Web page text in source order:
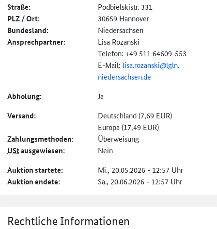
Straße: Podbielskistr. 331
PLZ / Ort: 30659 Hannover
Bundesland: Niedersachsen
Ansprechpartner:
Lisa Rozanski
Telefon: +49 511 64609-553
E-Mail: lisa.rozanski@lgln.
niedersachsen.de
Abholung: Ja
Versand:
Deutschland (7,69 EUR)
Europa (17,49 EUR)
Zahlungs­methoden: Überweisung
UStausgewiesen: Nein
Auktion startete: Mi., 20.05.2026 - 12:57 Uhr
Auktion endete: Sa., 20.06.2026 - 12:57 Uhr
Rechtliche Informationen